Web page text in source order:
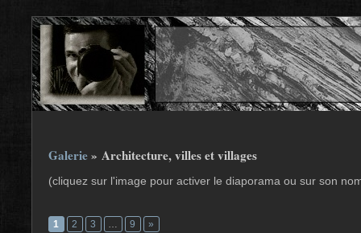
Galerie» Architecture, villes et villages
(cliquez sur l'image pour activer le diaporama ou sur son
1 2 3 … 9 »